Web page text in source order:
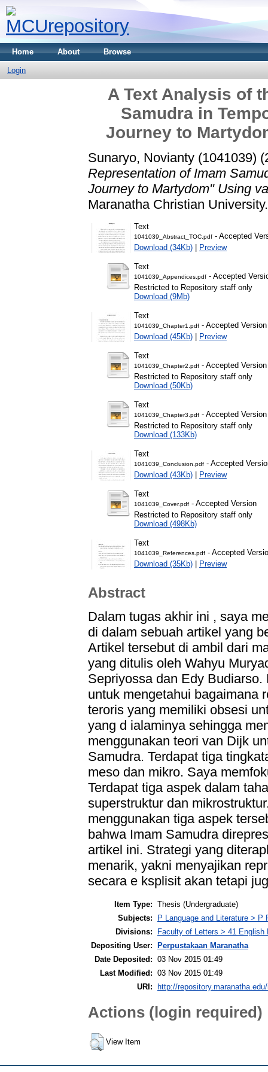
Home About Browse
Login
A Text Analysis of
Samudra in
Journey to
Sunaryo, Novianty (1041039)
Representation of Imam
Journey to Martydom" Using
Maranatha Christian University.
Text
1041039_Abstract_TOC.pdf - Accepted
Download (34Kb) | Preview
Text
1041039_Appendices.pdf - Accepted
Restricted to Repository staff only
Download (9Mb)
Text
1041039_Chapter1.pdf - Accepted Version
Download (45Kb) | Preview
Text
1041039_Chapter2.pdf - Accepted Version
Restricted to Repository staff only
Download (50Kb)
Text
1041039_Chapter3.pdf - Accepted Version
Restricted to Repository staff only
Download (133Kb)
Text
1041039_Conclusion.pdf - Accepted
Download (43Kb) | Preview
Text
1041039_Cover.pdf - Accepted Version
Restricted to Repository staff only
Download (498Kb)
Text
1041039_References.pdf - Accepted
Download (35Kb) | Preview
Abstract
Dalam tugas akhir ini , saya
di dalam sebuah artikel yang
Artikel tersebut di ambil dari
yang ditulis oleh Wahyu
Sepriyossa dan Edy
untuk mengetahui bagaimana
teroris yang memiliki obsesi
yang d ialaminya sehingga
menggunakan teori van Dijk
Samudra. Terdapat tiga
meso dan mikro. Saya
Terdapat tiga aspek dalam
superstruktur dan
menggunakan tiga aspek
bahwa Imam Samudra
artikel ini. Strategi yang
menarik, yakni menyajikan
secara e ksplisit akan tetapi
Item Type: Thesis (Undergraduate)
Subjects:
P Language and Literature > P
Divisions:
Faculty of Letters > 41 English
Depositing User:
Perpustakaan Maranatha
Date Deposited: 03 Nov 2015 01:49
Last Modified: 03 Nov 2015 01:49
URI:
http://
Actions (login required)
View Item